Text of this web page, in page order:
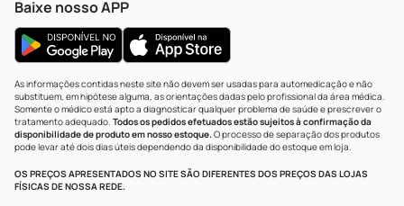
Baixe nosso APP
As informações contidas neste site não devem ser usadas para automedicação e não
substituem, em hipótese alguma, as orientações dadas pelo profissional da área médica.
Somente o médico está apto a diagnosticar qualquer problema de saúde e prescrever o
tratamento adequado. Todos os pedidos efetuados estão sujeitos à confirmação da
disponibilidade de produto em nosso estoque.O processo de separação dos produtos
pode levar até dois dias úteis dependendo da disponibilidade do estoque em loja.
OS PREÇOS APRESENTADOS NO SITE SÃO DIFERENTES DOS PREÇOS DAS LOJAS
FÍSICAS DE NOSSA REDE.